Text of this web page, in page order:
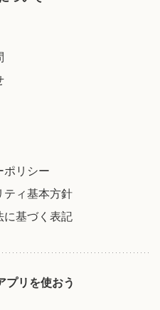
ポリシー
ィ基本方針
基づく表記
プリを使おう